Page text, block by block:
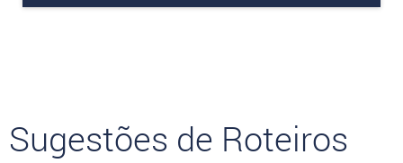
Sugestões de Roteiros